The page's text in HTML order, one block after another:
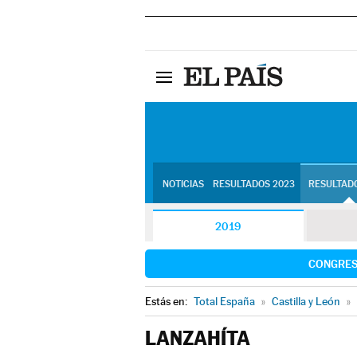
NOTICIAS RESULTADOS 2023
2019
Estás en: Total España » Castilla y León »
LANZAHÍTA